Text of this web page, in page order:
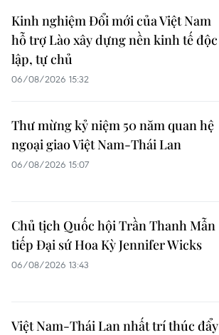
Kinh nghiệm Đổi mới của Việt Nam
hỗ trợ Lào xây dựng nền kinh tế độc
lập, tự chủ
06/08/2026 15:32
Thư mừng kỷ niệm 50 năm quan hệ
ngoại giao Việt Nam-Thái Lan
06/08/2026 15:07
Chủ tịch Quốc hội Trần Thanh Mẫn
tiếp Đại sứ Hoa Kỳ Jennifer Wicks
06/08/2026 13:43
Việt Nam-Thái Lan nhất trí thúc đẩy